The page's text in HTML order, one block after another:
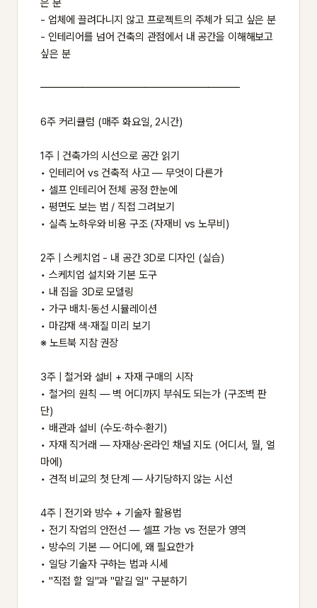
은 분
- 업체에 끌려다니지 않고 프로젝트의 주체가 되고 싶은 분
- 인테리어를 넘어 건축의 관점에서 내 공간을 이해해보고
싶은 분
━━━━━━━━━━━━━━━━━━━
6주 커리큘럼 (매주 화요일, 2시간)
1주 | 건축가의 시선으로 공간 읽기
• 인테리어 vs 건축적 사고 — 무엇이 다른가
• 셀프 인테리어 전체 공정 한눈에
• 평면도 보는 법 / 직접 그려보기
• 실측 노하우와 비용 구조 (자재비 vs 노무비)
2주 | 스케치업 - 내 공간 3D로 디자인 (실습)
• 스케치업 설치와 기본 도구
• 내 집을 3D로 모델링
• 가구 배치·동선 시뮬레이션
• 마감재 색·재질 미리 보기
※ 노트북 지참 권장
3주 | 철거와 설비 + 자재 구매의 시작
• 철거의 원칙 — 벽 어디까지 부숴도 되는가 (구조벽 판
단)
• 배관과 설비 (수도·하수·환기)
• 자재 직거래 — 자재상·온라인 채널 지도 (어디서, 뭘, 얼
마에)
• 견적 비교의 첫 단계 — 사기당하지 않는 시선
4주 | 전기와 방수 + 기술자 활용법
• 전기 작업의 안전선 — 셀프 가능 vs 전문가 영역
• 방수의 기본 — 어디에, 왜 필요한가
• 일당 기술자 구하는 법과 시세
• "직접 할 일"과 "맡길 일" 구분하기